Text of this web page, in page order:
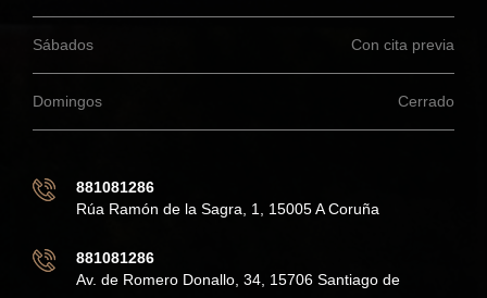
Sábados Con cita previa
Domingos Cerrado
881081286
Rúa Ramón de la Sagra, 1, 15005 A Coruña
881081286
Av. de Romero Donallo, 34, 15706 Santiago de